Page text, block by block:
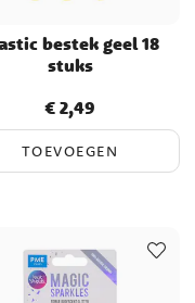
bestek geel 18
stuks
Prijs :€ 2,49
€ 2,49
TOEVOEGEN